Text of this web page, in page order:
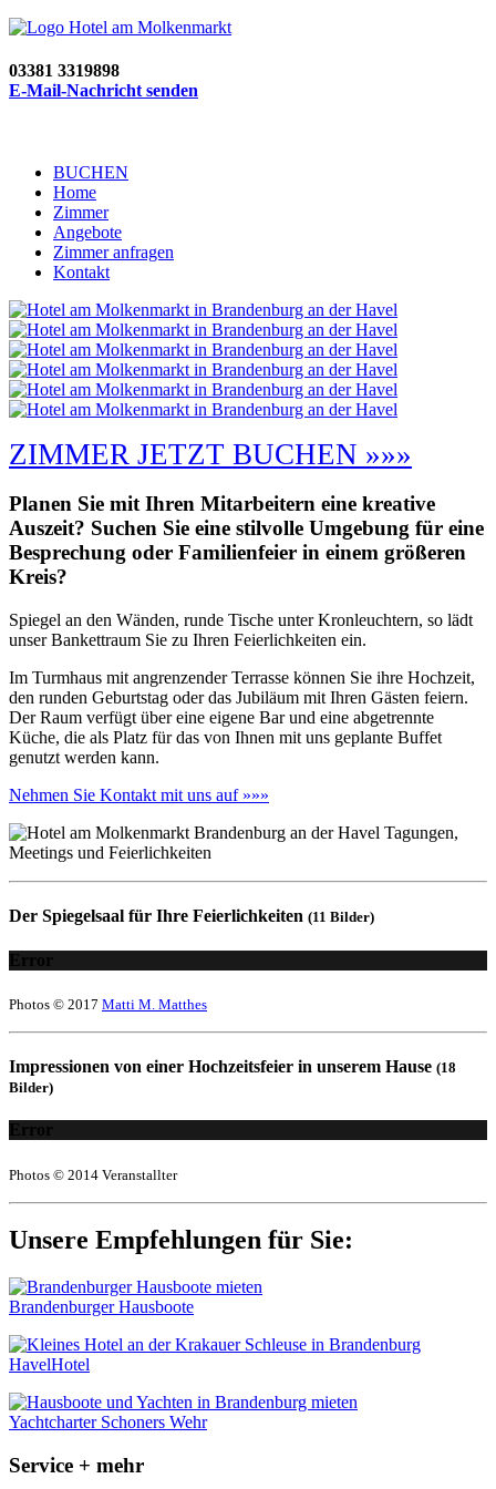
03381 3319898
E-Mail-Nachricht senden
BUCHEN
Home
Zimmer
Angebote
Zimmer anfragen
Kontakt
ZIMMER JETZT BUCHEN »»»
Planen Sie mit Ihren Mitarbeitern eine kreative
Auszeit? Suchen Sie eine stilvolle Umgebung für eine
Besprechung oder Familienfeier in einem größeren
Kreis?
Spiegel an den Wänden, runde Tische unter Kronleuchtern, so lädt
unser Bankettraum Sie zu Ihren Feierlichkeiten ein.
Im Turmhaus mit angrenzender Terrasse können Sie ihre Hochzeit,
den runden Geburtstag oder das Jubiläum mit Ihren Gästen feiern.
Der Raum verfügt über eine eigene Bar und eine abgetrennte
Küche, die als Platz für das von Ihnen mit uns geplante Buffet
genutzt werden kann.
Nehmen Sie Kontakt mit uns auf »»»
Der Spiegelsaal für Ihre Feierlichkeiten (11 Bilder)
Error
Photos © 2017 Matti M. Matthes
Impressionen von einer Hochzeitsfeier in unserem Hause (18
Bilder)
Error
Photos © 2014 Veranstallter
Unsere Empfehlungen für Sie:
Brandenburger Hausboote
HavelHotel
Yachtcharter Schoners Wehr
Service + mehr